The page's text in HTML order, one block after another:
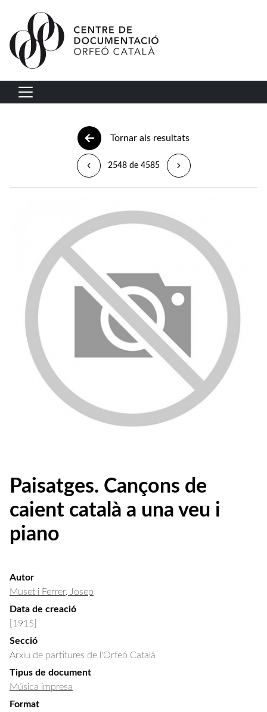
Vés al contingut
Navegació principal
Tornar als resultats
2548 de 4585
Paisatges. Cançons de
caient català a una veu i
piano
Autor
Muset i Ferrer, Josep
Data de creació
[1915]
Secció
Arxiu de partitures de l'Orfeó Català
Tipus de document
Música impresa
Format